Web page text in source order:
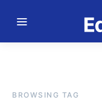
BROWSING TAG